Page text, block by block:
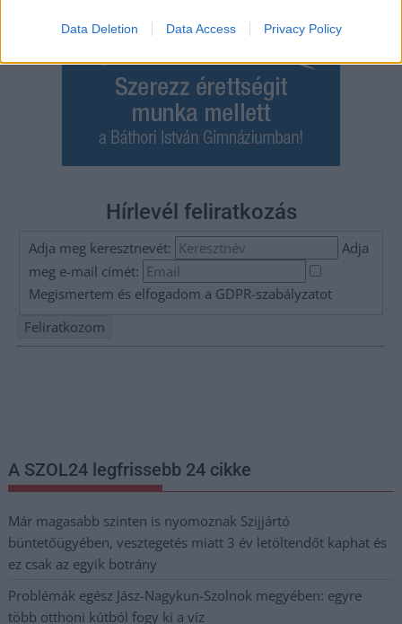
Data Deletion Data Access Privacy Policy
Hírlevél feliratkozás
Adja meg keresztnevét:
Adja
meg e-mail címét:
Megismertem és elfogadom a GDPR-szabályzatot
A SZOL24 legfrissebb 24 cikke
Már magasabb szinten is nyomoznak Szijjártó
büntetőügyében, vesztegetés miatt 3 év letöltendőt kaphat és
ez csak az egyik botrány
Problémák egész Jász-Nagykun-Szolnok megyében: egyre
több otthoni kútból fogy ki a víz